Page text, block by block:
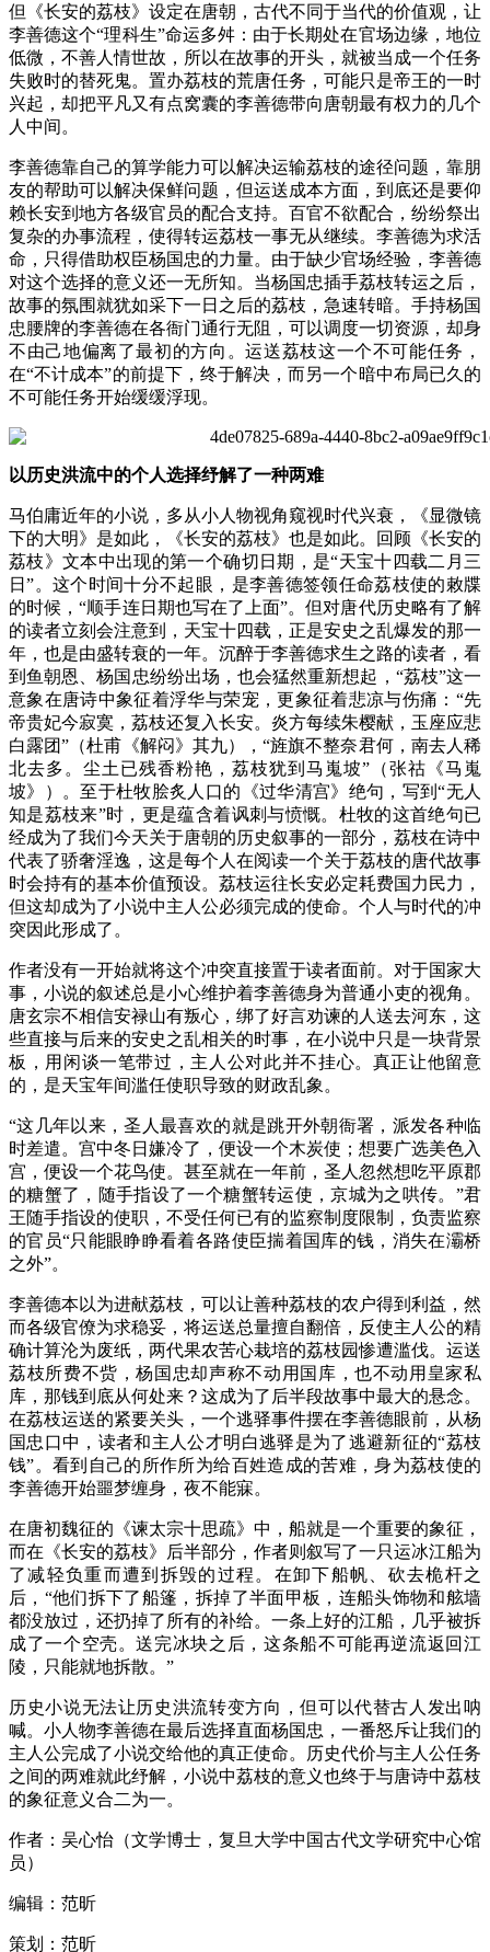
但《长安的荔枝》设定在唐朝，古代不同于当代的价值观，让
李善德这个“理科生”命运多舛：由于长期处在官场边缘，地位
低微，不善人情世故，所以在故事的开头，就被当成一个任务
失败时的替死鬼。置办荔枝的荒唐任务，可能只是帝王的一时
兴起，却把平凡又有点窝囊的李善德带向唐朝最有权力的几个
人中间。
李善德靠自己的算学能力可以解决运输荔枝的途径问题，靠朋
友的帮助可以解决保鲜问题，但运送成本方面，到底还是要仰
赖长安到地方各级官员的配合支持。百官不欲配合，纷纷祭出
复杂的办事流程，使得转运荔枝一事无从继续。李善德为求活
命，只得借助权臣杨国忠的力量。由于缺少官场经验，李善德
对这个选择的意义还一无所知。当杨国忠插手荔枝转运之后，
故事的氛围就犹如采下一日之后的荔枝，急速转暗。手持杨国
忠腰牌的李善德在各衙门通行无阻，可以调度一切资源，却身
不由己地偏离了最初的方向。运送荔枝这一个不可能任务，
在“不计成本”的前提下，终于解决，而另一个暗中布局已久的
不可能任务开始缓缓浮现。
以历史洪流中的个人选择纾解了一种两难
马伯庸近年的小说，多从小人物视角窥视时代兴衰，《显微镜
下的大明》是如此，《长安的荔枝》也是如此。回顾《长安的
荔枝》文本中出现的第一个确切日期，是“天宝十四载二月三
日”。这个时间十分不起眼，是李善德签领任命荔枝使的敕牒
的时候，“顺手连日期也写在了上面”。但对唐代历史略有了解
的读者立刻会注意到，天宝十四载，正是安史之乱爆发的那一
年，也是由盛转衰的一年。沉醉于李善德求生之路的读者，看
到鱼朝恩、杨国忠纷纷出场，也会猛然重新想起，“荔枝”这一
意象在唐诗中象征着浮华与荣宠，更象征着悲凉与伤痛：“先
帝贵妃今寂寞，荔枝还复入长安。炎方每续朱樱献，玉座应悲
白露团”（杜甫《解闷》其九），“旌旗不整奈君何，南去人稀
北去多。尘土已残香粉艳，荔枝犹到马嵬坡”（张祜《马嵬
坡》）。至于杜牧脍炙人口的《过华清宫》绝句，写到“无人
知是荔枝来”时，更是蕴含着讽刺与愤慨。杜牧的这首绝句已
经成为了我们今天关于唐朝的历史叙事的一部分，荔枝在诗中
代表了骄奢淫逸，这是每个人在阅读一个关于荔枝的唐代故事
时会持有的基本价值预设。荔枝运往长安必定耗费国力民力，
但这却成为了小说中主人公必须完成的使命。个人与时代的冲
突因此形成了。
作者没有一开始就将这个冲突直接置于读者面前。对于国家大
事，小说的叙述总是小心维护着李善德身为普通小吏的视角。
唐玄宗不相信安禄山有叛心，绑了好言劝谏的人送去河东，这
些直接与后来的安史之乱相关的时事，在小说中只是一块背景
板，用闲谈一笔带过，主人公对此并不挂心。真正让他留意
的，是天宝年间滥任使职导致的财政乱象。
“这几年以来，圣人最喜欢的就是跳开外朝衙署，派发各种临
时差遣。宫中冬日嫌冷了，便设一个木炭使；想要广选美色入
宫，便设一个花鸟使。甚至就在一年前，圣人忽然想吃平原郡
的糖蟹了，随手指设了一个糖蟹转运使，京城为之哄传。”君
王随手指设的使职，不受任何已有的监察制度限制，负责监察
的官员“只能眼睁睁看着各路使臣揣着国库的钱，消失在灞桥
之外”。
李善德本以为进献荔枝，可以让善种荔枝的农户得到利益，然
而各级官僚为求稳妥，将运送总量擅自翻倍，反使主人公的精
确计算沦为废纸，两代果农苦心栽培的荔枝园惨遭滥伐。运送
荔枝所费不赀，杨国忠却声称不动用国库，也不动用皇家私
库，那钱到底从何处来？这成为了后半段故事中最大的悬念。
在荔枝运送的紧要关头，一个逃驿事件摆在李善德眼前，从杨
国忠口中，读者和主人公才明白逃驿是为了逃避新征的“荔枝
钱”。看到自己的所作所为给百姓造成的苦难，身为荔枝使的
李善德开始噩梦缠身，夜不能寐。
在唐初魏征的《谏太宗十思疏》中，船就是一个重要的象征，
而在《长安的荔枝》后半部分，作者则叙写了一只运冰江船为
了减轻负重而遭到拆毁的过程。在卸下船帆、砍去桅杆之
后，“他们拆下了船篷，拆掉了半面甲板，连船头饰物和舷墙
都没放过，还扔掉了所有的补给。一条上好的江船，几乎被拆
成了一个空壳。送完冰块之后，这条船不可能再逆流返回江
陵，只能就地拆散。”
历史小说无法让历史洪流转变方向，但可以代替古人发出呐
喊。小人物李善德在最后选择直面杨国忠，一番怒斥让我们的
主人公完成了小说交给他的真正使命。历史代价与主人公任务
之间的两难就此纾解，小说中荔枝的意义也终于与唐诗中荔枝
的象征意义合二为一。
作者：吴心怡（文学博士，复旦大学中国古代文学研究中心馆
员）
编辑：范昕
策划：范昕